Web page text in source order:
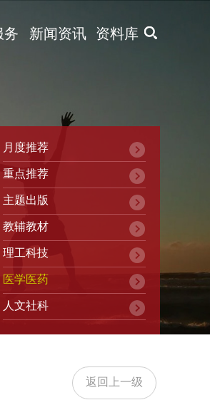
X
务 新闻资讯 资料库
月度推荐
重点推荐
主题出版
教辅教材
理工科技
医学医药
人文社科
返回上一级